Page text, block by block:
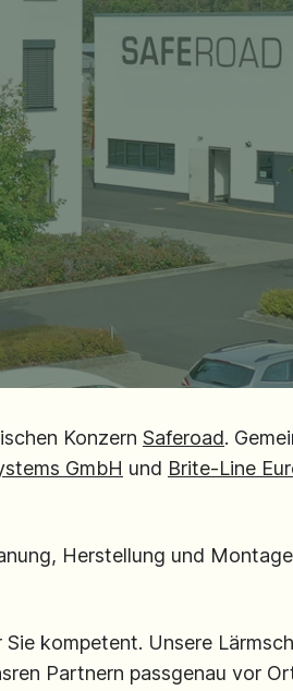
Konzern Saferoad.
GmbH und Brite-Line
Herstellung und
kompetent. Unsere
Partnern passgenau vor